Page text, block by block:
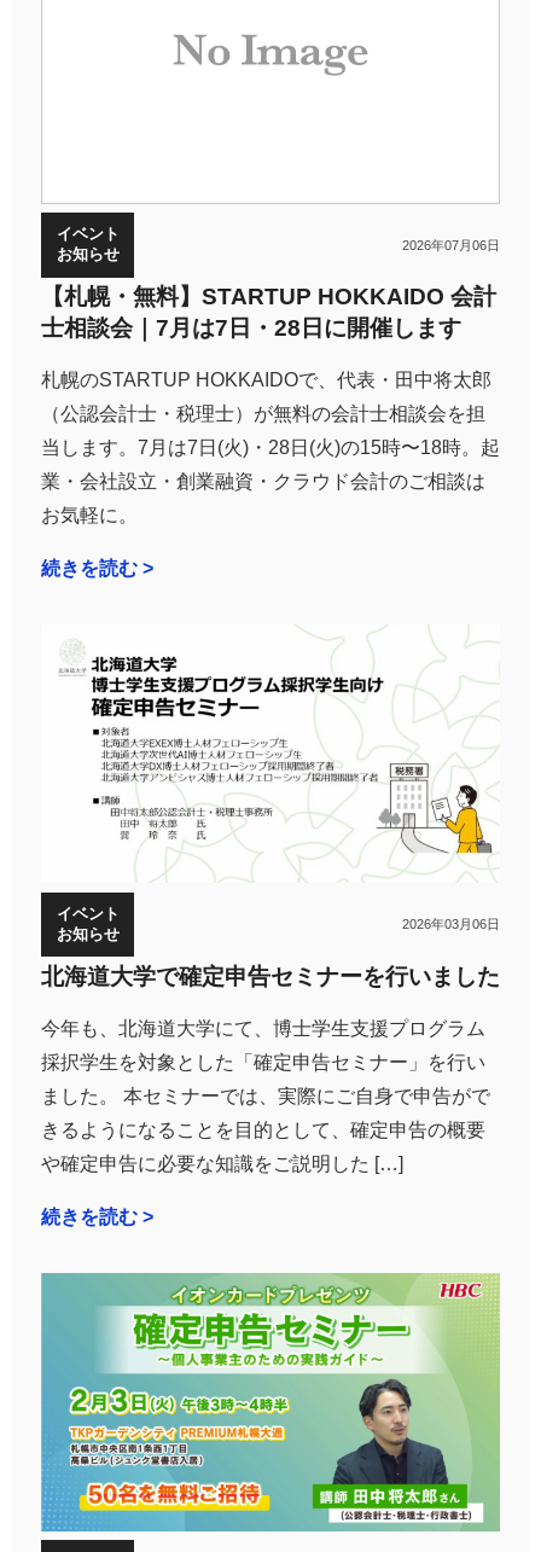
イベント
お知らせ
2026年07月06日
【札幌・無料】STARTUP HOKKAIDO 会計
士相談会｜7月は7日・28日に開催します
札幌のSTARTUP HOKKAIDOで、代表・田中将太郎
（公認会計士・税理士）が無料の会計士相談会を担
当します。7月は7日(火)・28日(火)の15時〜18時。起
業・会社設立・創業融資・クラウド会計のご相談は
お気軽に。
続きを読む >
イベント
お知らせ
2026年03月06日
北海道大学で確定申告セミナーを行いました
今年も、北海道大学にて、博士学生支援プログラム
採択学生を対象とした「確定申告セミナー」を行い
ました。 本セミナーでは、実際にご自身で申告がで
きるようになることを目的として、確定申告の概要
や確定申告に必要な知識をご説明した […]
続きを読む >